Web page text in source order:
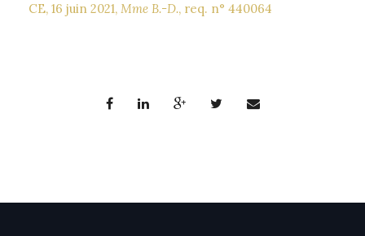
CE, 16 juin 2021, Mme B.-D., req. n° 440064